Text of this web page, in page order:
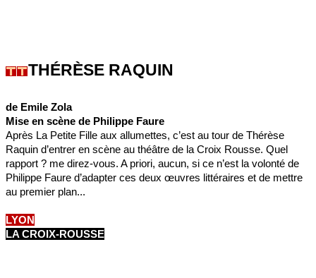
THÉRÈSE RAQUIN
de Emile Zola
Mise en scène de Philippe Faure
Après La Petite Fille aux allumettes, c’est au tour de Thérèse
Raquin d’entrer en scène au théâtre de la Croix Rousse. Quel
rapport ? me direz-vous. A priori, aucun, si ce n’est la volonté de
Philippe Faure d’adapter ces deux œuvres littéraires et de mettre
au premier plan...
LYON
LA CROIX-ROUSSE